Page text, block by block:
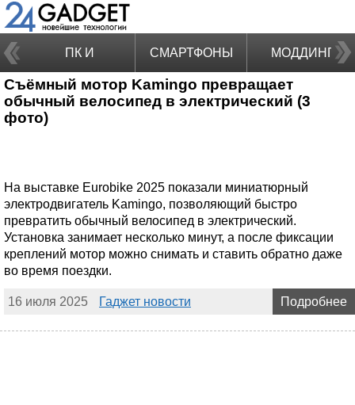
ПК И
НОУТБУКИ
СМАРТФОНЫ МОДДИНГ
Съёмный мотор Kamingo превращает
обычный велосипед в электрический (3
фото)
На выставке Eurobike 2025 показали миниатюрный
электродвигатель Kamingo, позволяющий быстро
превратить обычный велосипед в электрический.
Установка занимает несколько минут, а после фиксации
креплений мотор можно снимать и ставить обратно даже
во время поездки.
16 июля 2025 Гаджет новости Подробнее